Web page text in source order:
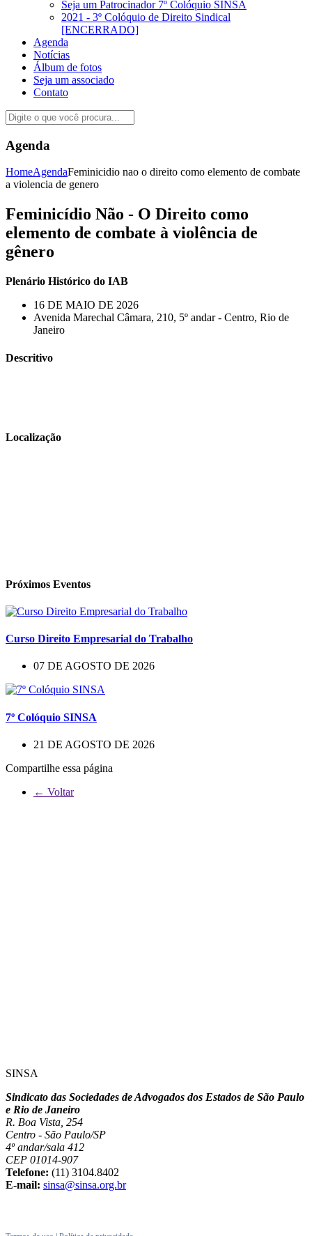
Seja um Patrocinador 7º Colóquio SINSA
2021 - 3º Colóquio de Direito Sindical
[ENCERRADO]
Agenda
Notícias
Álbum de fotos
Seja um associado
Contato
Agenda
HomeAgendaFeminicidio nao o direito como elemento de combate
a violencia de genero
Feminicídio Não - O Direito como
elemento de combate à violência de
gênero
Plenário Histórico do IAB
16 DE MAIO DE 2026
Avenida Marechal Câmara, 210, 5º andar - Centro, Rio de
Janeiro
Descritivo
Localização
Próximos Eventos
Curso Direito Empresarial do Trabalho
07 DE AGOSTO DE 2026
7º Colóquio SINSA
21 DE AGOSTO DE 2026
Compartilhe essa página
← Voltar
SINSA
Sindicato das Sociedades de Advogados dos Estados de São Paulo
e Rio de Janeiro
R. Boa Vista, 254
Centro - São Paulo/SP
4º andar/sala 412
CEP 01014-907
Telefone: (11) 3104.8402
E-mail: sinsa@sinsa.org.br